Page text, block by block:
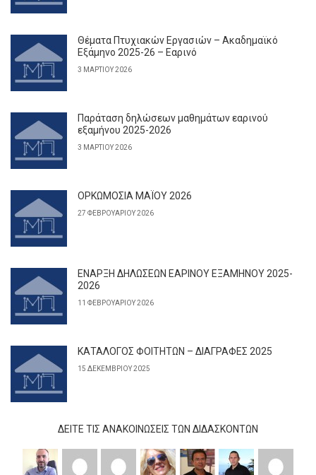
Θέματα Πτυχιακών Εργασιών – Ακαδημαϊκό
Εξάμηνο 2025-26 – Εαρινό
3 ΜΑΡΤΊΟΥ 2026
Παράταση δηλώσεων μαθημάτων εαρινού
εξαμήνου 2025-2026
3 ΜΑΡΤΊΟΥ 2026
ΟΡΚΩΜΟΣΙΑ ΜΑΪΟΥ 2026
27 ΦΕΒΡΟΥΑΡΊΟΥ 2026
ΕΝΑΡΞΗ ΔΗΛΩΣΕΩΝ ΕΑΡΙΝΟΥ ΕΞΑΜΗΝΟΥ 2025-
2026
11 ΦΕΒΡΟΥΑΡΊΟΥ 2026
ΚΑΤΑΛΟΓΟΣ ΦΟΙΤΗΤΩΝ – ΔΙΑΓΡΑΦΕΣ 2025
15 ΔΕΚΕΜΒΡΊΟΥ 2025
ΔΕΊΤΕ ΤΙΣ ΑΝΑΚΟΙΝΏΣΕΙΣ ΤΩΝ ΔΙΔΆΣΚΟΝΤΩΝ